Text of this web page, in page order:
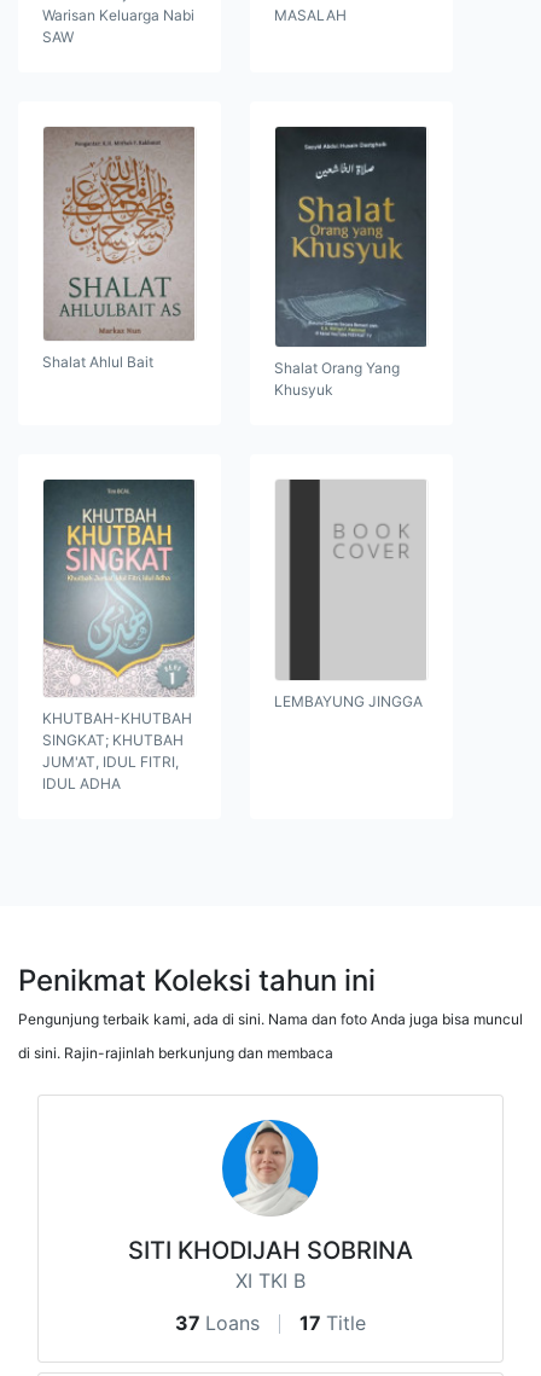
Warisan Keluarga Nabi
SAW
MASALAH
Shalat Ahlul Bait
Shalat Orang Yang
Khusyuk
KHUTBAH-KHUTBAH
SINGKAT; KHUTBAH
JUM'AT, IDUL FITRI,
IDUL ADHA
LEMBAYUNG JINGGA
Penikmat Koleksi tahun ini
Pengunjung terbaik kami, ada di sini. Nama dan foto Anda juga bisa muncul
di sini. Rajin-rajinlah berkunjung dan membaca
SITI KHODIJAH SOBRINA
XI TKI B
37 Loans 17 Title